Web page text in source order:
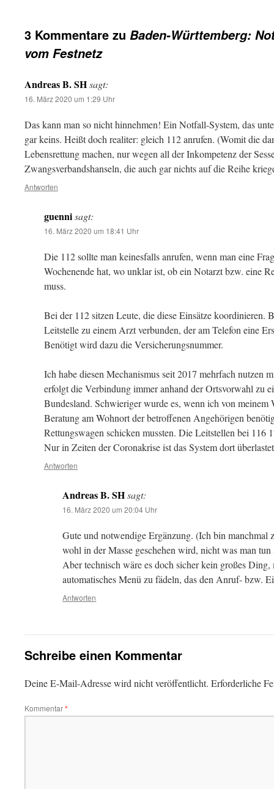
3 Kommentare zu Baden-Württemberg:
vom Festnetz
Andreas B. SHsagt:
16. März 2020 um 1:29 Uhr
Das kann man so nicht hinnehmen! Ein Notfall-System, das
gar keins. Heißt doch realiter: gleich 112 anrufen. (Womit die
Lebensrettung machen, nur wegen all der Inkompetenz der
Zwangsverbandshanseln, die auch gar nichts auf die Reihe
Antworten
guennisagt:
16. März 2020 um 18:41 Uhr
Die 112 sollte man keinesfalls anrufen, wenn man eine
Wochenende hat, wo unklar ist, ob ein Notarzt bzw. eine
muss.
Bei der 112 sitzen Leute, die diese Einsätze koordinieren.
Leitstelle zu einem Arzt verbunden, der am Telefon eine
Benötigt wird dazu die Versicherungsnummer.
Ich habe diesen Mechanismus seit 2017 mehrfach nutzen
erfolgt die Verbindung immer anhand der Ortsvorwahl zu
Bundesland. Schwieriger wurde es, wenn ich von
Beratung am Wohnort der betroffenen Angehörigen
Rettungswagen schicken mussten. Die Leitstellen bei 116
Nur in Zeiten der Coronakrise ist das System dort
Antworten
Andreas B. SH sagt:
16. März 2020 um 20:04 Uhr
Gute und notwendige Ergänzung. (Ich bin manchmal
wohl in der Masse geschehen wird, nicht was man
Aber technisch wäre es doch sicher kein großes
automatisches Menü zu fädeln, das den Anruf- bzw.
Antworten
Schreibe einen Kommentar
Deine E-Mail-Adresse wird nicht veröffentlicht. Erforderliche
Kommentar*